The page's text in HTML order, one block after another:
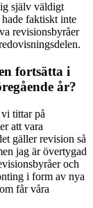
själv väldigt
faktiskt inte
revisionsbyråer
fortsätta i
år?
tittar på
att vara
gäller revision så
jag är övertygad
och
i form av nya
får våra